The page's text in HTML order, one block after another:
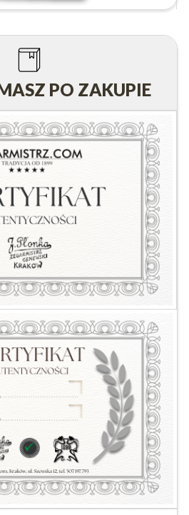
PO ZAKUPIE